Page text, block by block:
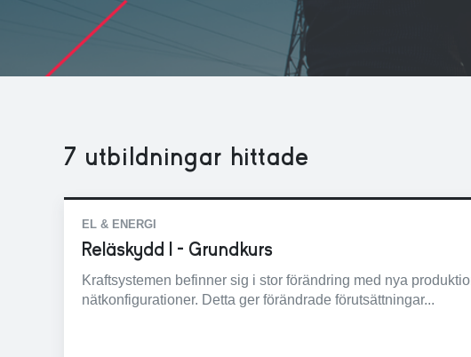
7 utbildningar hittade
EL & ENERGI
Reläskydd I - Grundkurs
Kraftsystemen befinner sig i stor förändring med nya
nätkonfigurationer. Detta ger förändrade förutsättningar...